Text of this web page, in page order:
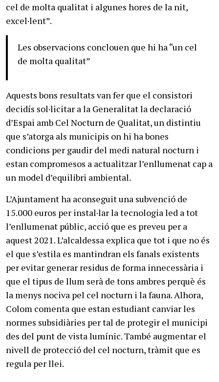
cel de molta qualitat i algunes hores de la nit,
excel·lent”.
Les observacions conclouen que hi ha “un cel
de molta qualitat”
Aquests bons resultats van fer que el consistori
decidís sol·licitar a la Generalitat la declaració
d’Espai amb Cel Nocturn de Qualitat, un distintiu
que s’atorga als municipis on hi ha bones
condicions per gaudir del medi natural nocturn i
estan compromesos a actualitzar l’enllumenat cap a
un model d’equilibri ambiental.
L’Ajuntament ha aconseguit una subvenció de
15.000 euros per instal·lar la tecnologia led a tot
l’enllumenat públic, acció que es preveu per a
aquest 2021. L’alcaldessa explica que tot i que no és
el que s’estila es mantindran els fanals existents
per evitar generar residus de forma innecessària i
que el tipus de llum serà de tons ambres perquè és
la menys nociva pel cel nocturn i la fauna. Alhora,
Colom comenta que estan estudiant canviar les
normes subsidiàries per tal de protegir el municipi
des del punt de vista lumínic. També augmentar el
nivell de protecció del cel nocturn, tràmit que es
regula per llei.